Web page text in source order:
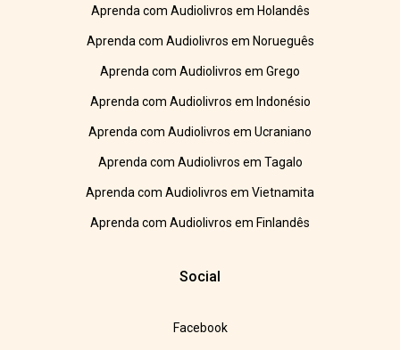
Aprenda com Audiolivros em Holandês
Aprenda com Audiolivros em Norueguês
Aprenda com Audiolivros em Grego
Aprenda com Audiolivros em Indonésio
Aprenda com Audiolivros em Ucraniano
Aprenda com Audiolivros em Tagalo
Aprenda com Audiolivros em Vietnamita
Aprenda com Audiolivros em Finlandês
Social
Facebook